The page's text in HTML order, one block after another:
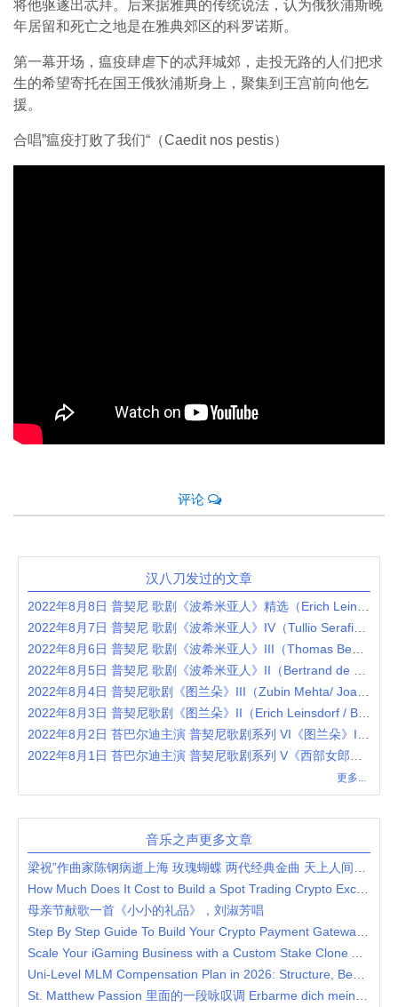
将他驱遂出忒拜。后来据雅典的传统说法，认为俄狄浦斯晚
年居留和死亡之地是在雅典郊区的科罗诺斯。
第一幕开场，瘟疫肆虐下的忒拜城郊，走投无路的人们把求
生的希望寄托在国王俄狄浦斯身上，聚集到王宫前向他乞
援。
合唱”瘟疫打败了我们“（Caedit nos pestis）
评论
汉八刀发过的文章
更多...
音乐之声更多文章
母亲节献歌一首《小小的礼品》，刘淑芳唱